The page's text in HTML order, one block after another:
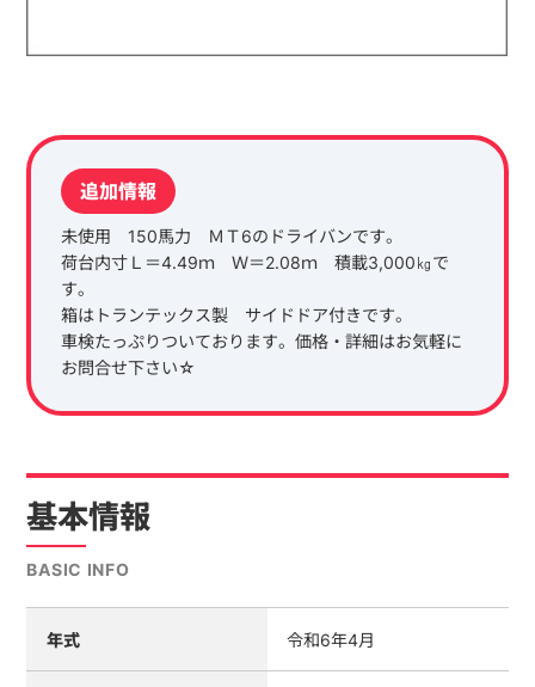
追加情報
未使用 150馬力 ＭＴ6のドライバンです。
荷台内寸Ｌ＝4.49ｍ Ｗ＝2.08ｍ 積載3,000㎏で
す。
箱はトランテックス製 サイドドア付きです。
車検たっぷりついております。価格・詳細はお気軽に
お問合せ下さい☆
基本情報
BASIC INFO
年式 令和6年4月